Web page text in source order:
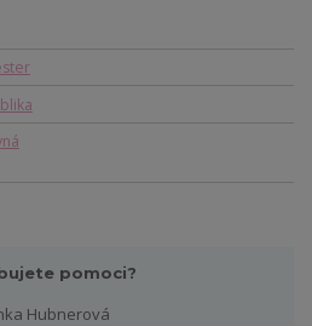
pomoci?
Hubnerová